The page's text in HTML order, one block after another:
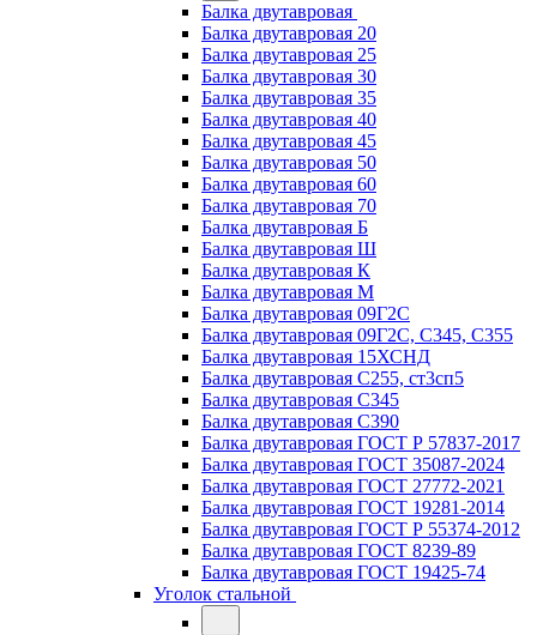
Балка двутавровая
Балка двутавровая 20
Балка двутавровая 25
Балка двутавровая 30
Балка двутавровая 35
Балка двутавровая 40
Балка двутавровая 45
Балка двутавровая 50
Балка двутавровая 60
Балка двутавровая 70
Балка двутавровая Б
Балка двутавровая Ш
Балка двутавровая К
Балка двутавровая М
Балка двутавровая 09Г2С
Балка двутавровая 09Г2С, С345, С355
Балка двутавровая 15ХСНД
Балка двутавровая С255, ст3сп5
Балка двутавровая С345
Балка двутавровая С390
Балка двутавровая ГОСТ Р 57837-2017
Балка двутавровая ГОСТ 35087-2024
Балка двутавровая ГОСТ 27772-2021
Балка двутавровая ГОСТ 19281-2014
Балка двутавровая ГОСТ Р 55374-2012
Балка двутавровая ГОСТ 8239-89
Балка двутавровая ГОСТ 19425-74
Уголок стальной